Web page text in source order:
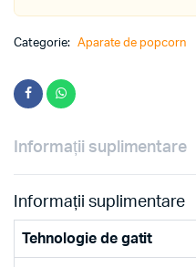
Categorie: Aparate de popcorn
Informații suplimentare
Informații suplimentare
Tehnologie de gatit